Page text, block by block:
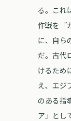
る。これ
作戦を『
に、自ら
だ。古代
けるため
え、エジ
のある指
ア」とし